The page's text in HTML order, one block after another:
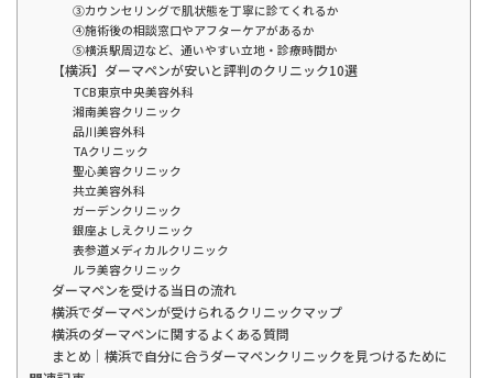
③カウンセリングで肌状態を丁寧に診てくれるか
④施術後の相談窓口やアフターケアがあるか
⑤横浜駅周辺など、通いやすい立地・診療時間か
【横浜】ダーマペンが安いと評判のクリニック10選
TCB東京中央美容外科
湘南美容クリニック
品川美容外科
TAクリニック
聖心美容クリニック
共立美容外科
ガーデンクリニック
銀座よしえクリニック
表参道メディカルクリニック
ルラ美容クリニック
ダーマペンを受ける当日の流れ
横浜でダーマペンが受けられるクリニックマップ
横浜のダーマペンに関するよくある質問
まとめ｜横浜で自分に合うダーマペンクリニックを見つけるために